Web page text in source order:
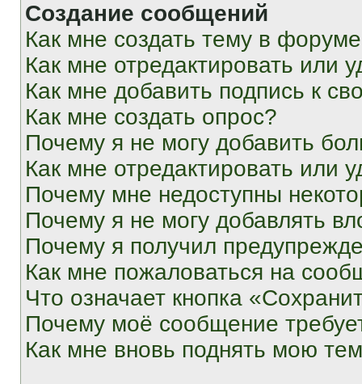
Создание сообщений
Как мне создать тему в
Как мне отредактировать или
Как мне добавить подпись к
Как мне создать опрос?
Почему я не могу добавить
Как мне отредактировать или
Почему мне недоступны
Почему я не могу добавлять
Почему я получил
Как мне пожаловаться на
Что означает кнопка
Почему моё сообщение
Как мне вновь поднять мою